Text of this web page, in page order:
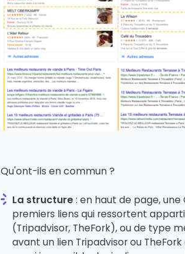
Qu'ont-ils en commun ?
La structure: en haut de page,
premiers liens qui ressortent
(Tripadvisor, TheFork), ou de type
avant un lien Tripadvisor ou